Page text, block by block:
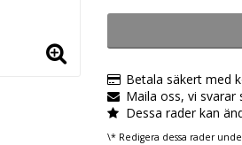
Betala säkert med
Maila oss, vi svarar
Dessa rader kan
\* Redigera dessa rader